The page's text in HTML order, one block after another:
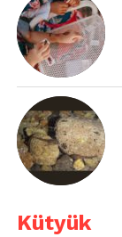
Kütyük